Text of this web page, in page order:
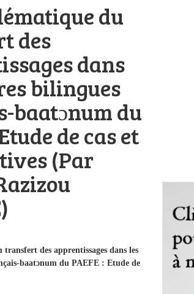
du
des
dans
bilingues
baatɔnum du
de cas et
(Par
des apprentissages dans les
baatɔnum du PAEFE : Etude de